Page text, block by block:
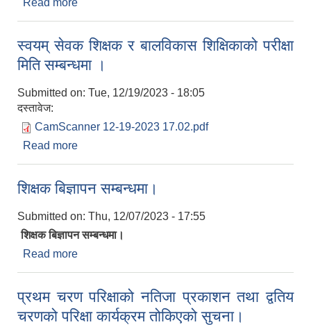
स्वयम् सेवक शिक्षक र बालविकास शिक्षिकाको परीक्षा
मिति सम्बन्धमा ।
Submitted on: Tue, 12/19/2023 - 18:05
दस्तावेज:
CamScanner 12-19-2023 17.02.pdf
Read more
शिक्षक बिज्ञापन सम्बन्धमा।
Submitted on: Thu, 12/07/2023 - 17:55
शिक्षक बिज्ञापन सम्बन्धमा।
Read more
प्रथम चरण परिक्षाको नतिजा प्रकाशन तथा द्वतिय
चरणको परिक्षा कार्यक्रम तोकिएको सुचना।